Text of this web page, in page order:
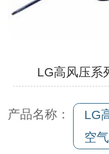
LG高风压系
产品名称：
LG
空